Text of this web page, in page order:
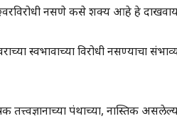
नसणे कसे शक्य आहे हे
स्वभावाच्या विरोधी नसण्याचा
तत्त्वज्ञानाच्या पंथाच्या, नास्तिक